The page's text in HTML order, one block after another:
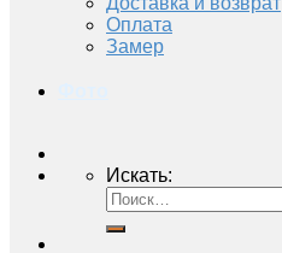
Оплата
Замер
Искать: